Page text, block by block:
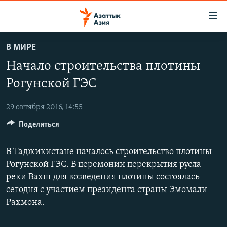
основному
содержанию
Вернутся
навигации
поиску
КАЗАХСТАН
КЫРГЫЗСТАН
УЗБЕКИСТАН
ТАДЖИКИСТАН
НОВОСТИ
ВОЙНА В УКРАИНЕ
НА ДРУГИХ ЯЗЫКАХ
ҚАЗАҚША
ЎЗБЕКЧА
ТОҶИКӢ
TÜRKMENÇE
Все сайты РСЕ/РС
В МИРЕ
Начало строительства плотины
Рогунской ГЭС
29 октября 2016, 14:55
В Таджикистане началось строительство плотины
Рогунской ГЭС. В церемонии перекрытия русла
реки Вахш для возведения плотины состоялась
сегодня с участием президента страны Эмомали
Рахмона.
Поделиться